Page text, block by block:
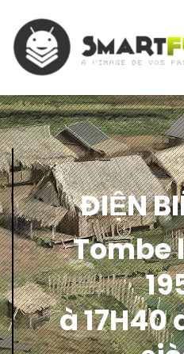
ĐIỆN
Tombe
à 17H40